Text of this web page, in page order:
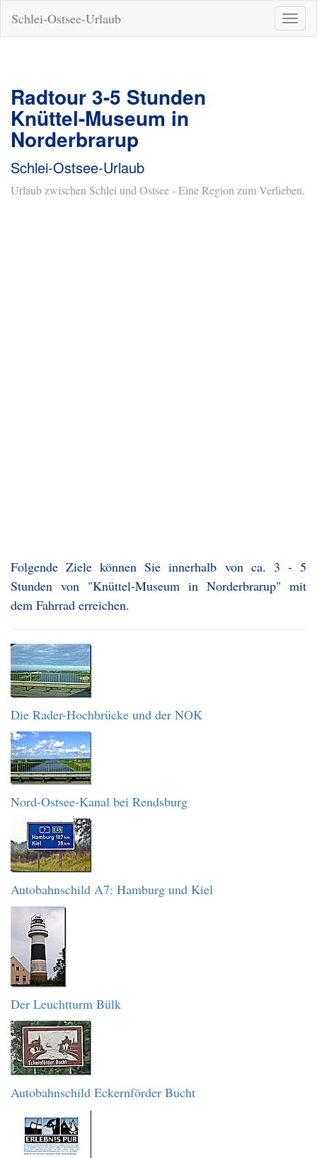
ein-/
Schlei-Ostsee-Urlaub
Radtour 3-5 Stunden
Knüttel-Museum in
Norderbrarup
Schlei-Ostsee-Urlaub
Urlaub zwischen Schlei und Ostsee - Eine Region zum Verlieben.
Folgende Ziele können Sie innerhalb von ca. 3 - 5
Stunden von "Knüttel-Museum in Norderbrarup" mit
dem Fahrrad erreichen.
Die Rader-Hochbrücke und der NOK
Nord-Ostsee-Kanal bei Rendsburg
Autobahnschild A7: Hamburg und Kiel
Der Leuchtturm Bülk
Autobahnschild Eckernförder Bucht